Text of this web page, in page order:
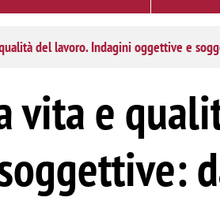
del lavoro. Indagini oggettive e
vita e